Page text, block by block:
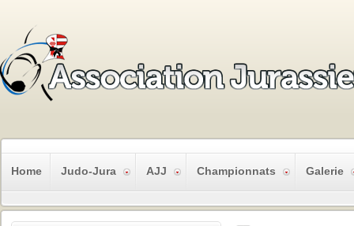
Home Judo-Jura AJJ Championnats Galerie